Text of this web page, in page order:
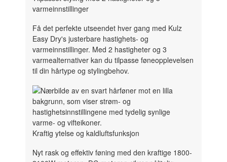
varmeinnstillinger
Få det perfekte utseendet hver gang med Kulz
Easy Dry's justerbare hastighets- og
varmeinnstillinger. Med 2 hastigheter og 3
varmealternativer kan du tilpasse føneopplevelsen
til din hårtype og stylingbehov.
Kraftig ytelse og kaldluftsfunksjon
Nyt rask og effektiv føning med den kraftige 1800-